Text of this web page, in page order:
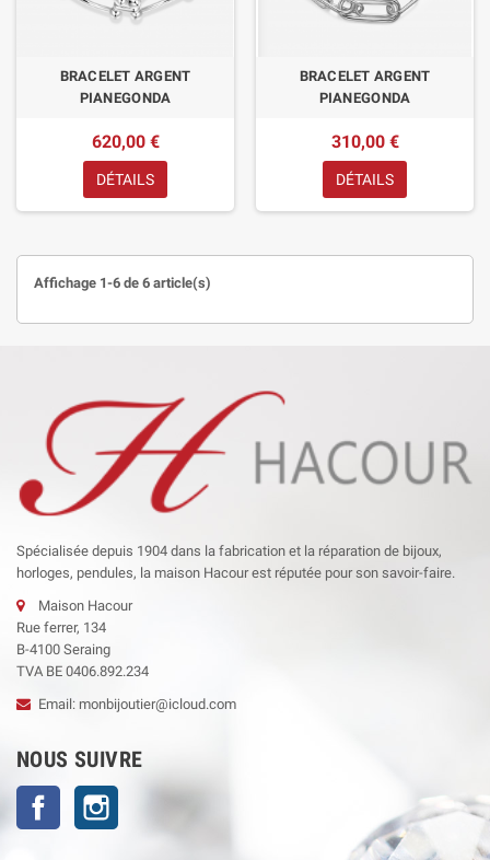
BRACELET ARGENT
PIANEGONDA
620,00 €
DÉTAILS
BRACELET ARGENT
PIANEGONDA
310,00 €
DÉTAILS
Affichage 1-6 de 6 article(s)
Spécialisée depuis 1904 dans la fabrication et la réparation de bijoux,
horloges, pendules, la maison Hacour est réputée pour son savoir-faire.
Maison Hacour
Rue ferrer, 134
B-4100 Seraing
TVA BE 0406.892.234
Email: monbijoutier@icloud.com
NOUS SUIVRE
Facebook